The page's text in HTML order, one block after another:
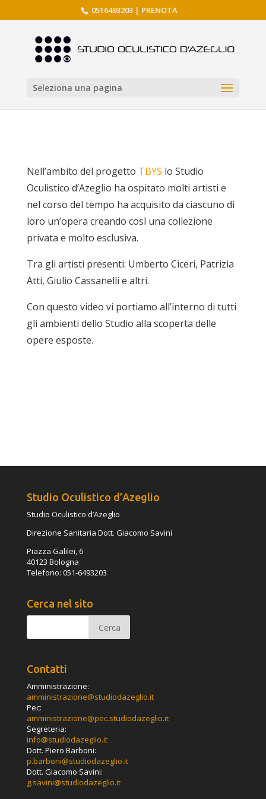
0516493203| PRENOTA
Seleziona una pagina
Nell’ambito del progetto TBYS lo Studio
Oculistico d’Azeglio ha ospitato molti artisti e
nel corso del tempo ha acquisito da ciascuno di
loro un’opera creando così una collezione
privata e molto esclusiva.
Tra gli artisti presenti: Umberto Ciceri, Patrizia
Atti, Giulio Cassanelli e altri.
Con questo video vi portiamo all’interno di tutti
gli ambienti dello Studio alla scoperta delle
opere esposte.
Studio Oculistico d’Azeglio
Studio Oculistico d’Azeglio
Direzione Sanitaria Dott. Giacomo Savini
Piazza Galilei, 6
40123 Bologna
Telefono: 051-6493203
Cerca nel sito
Contatti
Amministrazione:
amministrazione@studiodazeglio.it
Pec:
amministrazione@pec.studiodazeglio.it
Segreteria:
info@studiodazeglio.it
Dott. Piero Barboni:
p.barboni@studiodazeglio.it
Dott. Giacomo Savini:
g.savini@studiodazeglio.it